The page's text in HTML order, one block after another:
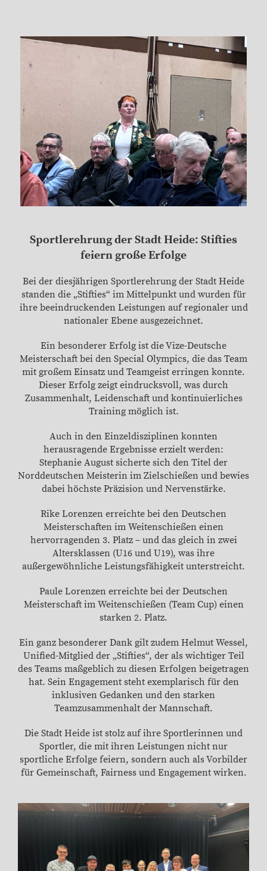
Sportlerehrung der Stadt Heide: Stifties
feiern große Erfolge
Bei der diesjährigen Sportlerehrung der Stadt Heide
standen die „Stifties“ im Mittelpunkt und wurden für
ihre beeindruckenden Leistungen auf regionaler und
nationaler Ebene ausgezeichnet.
Ein besonderer Erfolg ist die Vize-Deutsche
Meisterschaft bei den Special Olympics, die das Team
mit großem Einsatz und Teamgeist erringen konnte.
Dieser Erfolg zeigt eindrucksvoll, was durch
Zusammenhalt, Leidenschaft und kontinuierliches
Training möglich ist.
Auch in den Einzeldisziplinen konnten
herausragende Ergebnisse erzielt werden:
Stephanie August sicherte sich den Titel der
Norddeutschen Meisterin im Zielschießen und bewies
dabei höchste Präzision und Nervenstärke.
Rike Lorenzen erreichte bei den Deutschen
Meisterschaften im Weitenschießen einen
hervorragenden 3. Platz – und das gleich in zwei
Altersklassen (U16 und U19), was ihre
außergewöhnliche Leistungsfähigkeit unterstreicht.
Paule Lorenzen erreichte bei der Deutschen
Meisterschaft im Weitenschießen (Team Cup) einen
starken 2. Platz.
Ein ganz besonderer Dank gilt zudem Helmut Wessel,
Unified-Mitglied der „Stifties“, der als wichtiger Teil
des Teams maßgeblich zu diesen Erfolgen beigetragen
hat. Sein Engagement steht exemplarisch für den
inklusiven Gedanken und den starken
Teamzusammenhalt der Mannschaft.
Die Stadt Heide ist stolz auf ihre Sportlerinnen und
Sportler, die mit ihren Leistungen nicht nur
sportliche Erfolge feiern, sondern auch als Vorbilder
für Gemeinschaft, Fairness und Engagement wirken.